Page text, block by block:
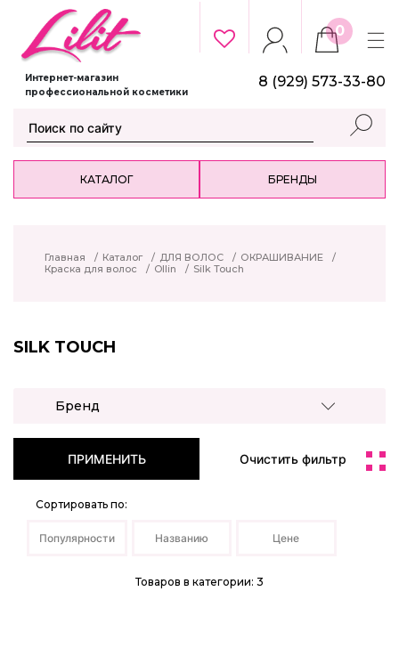
Интернет-магазин
профессиональной косметики
0
8 (929) 573-33-80
КАТАЛОГ БРЕНДЫ
Главная / Каталог / ДЛЯ ВОЛОС / ОКРАШИВАНИЕ
/
Краска для волос
/ Ollin / Silk Touch
SILK TOUCH
Бренд
ПРИМЕНИТЬ Очистить фильтр
Сортировать по:
Популярности Названию Цене
Товаров в категории: 3